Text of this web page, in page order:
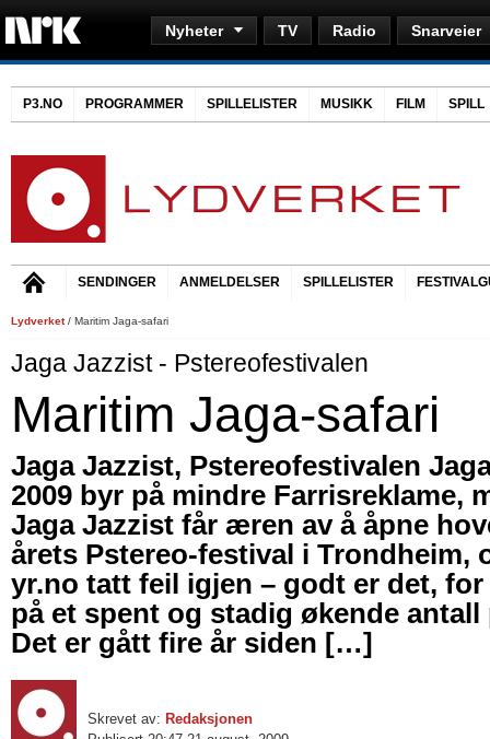
Nyheter TV Radio Snarveier
P3.NO PROGRAMMER SPILLELISTER MUSIKK FILM SPILL
SENDINGER ANMELDELSER SPILLELISTER
Lydverket/ Maritim Jaga-safari
Jaga Jazzist - Pstereofestivalen
Maritim Jaga-safari
Jaga Jazzist, Pstereofestivalen
2009 byr på mindre Farrisreklame,
Jaga Jazzist får æren av å åpne
årets Pstereo-festival i Trondheim,
yr.no tatt feil igjen – godt er det,
på et spent og stadig økende
Det er gått fire år siden […]
Skrevet av: Redaksjonen